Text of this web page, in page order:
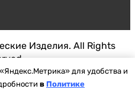
Изделия. All Rights
студия LOKA
для удобства и
в Политике